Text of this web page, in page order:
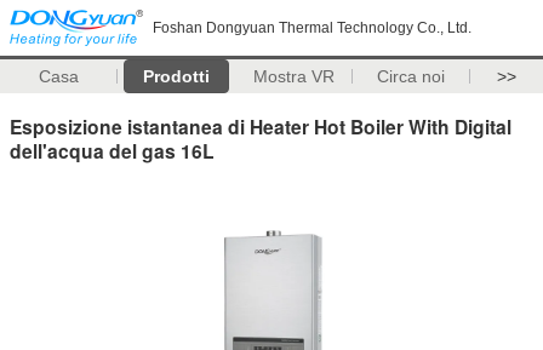
Foshan Dongyuan Thermal Technology Co., Ltd.
Casa Prodotti Mostra VR Circa noi >>
Esposizione istantanea di Heater Hot Boiler With Digital
dell'acqua del gas 16L